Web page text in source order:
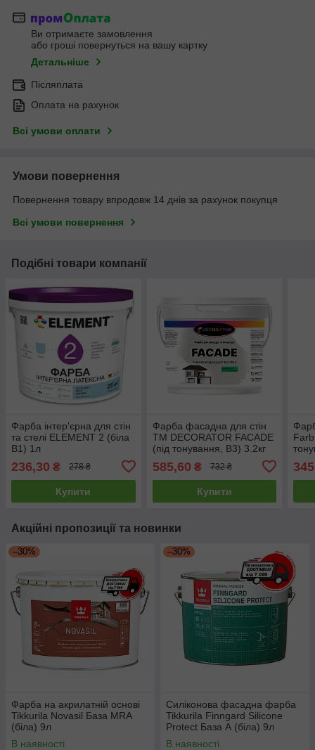
Ви отримаєте замовлення
або гроші повернуться на вашу картку
Детальніше
Післяплата
Оплата на рахунок
Всі умови оплати
Умови повернення
Повернення товару впродовж 14 днів за рахунок покупця
Всі умови повернення
Подібні товари компанії
Фарба інтер'єрна для стін
та стелі ELEMENT 2 (біла
В1) 1л
236,30 ₴ 278 ₴
Купити
Фарба фасадна для стін
TM DECORATOR FACADE
(під тонування, В3) 3.2кг
585,60 ₴ 732 ₴
Купити
345
Акційні пропозиції та новинки
–30%
Фарба на акрилатній основі
Tikkurila Novasil База MRA
(біла) 9л
В наявності
–30%
Силіконова фасадна фарба
Tikkurila Finngard Silicone
Protect База А (біла) 9л
В наявності